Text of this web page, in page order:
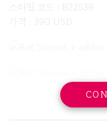
스타일 코드 : B22539